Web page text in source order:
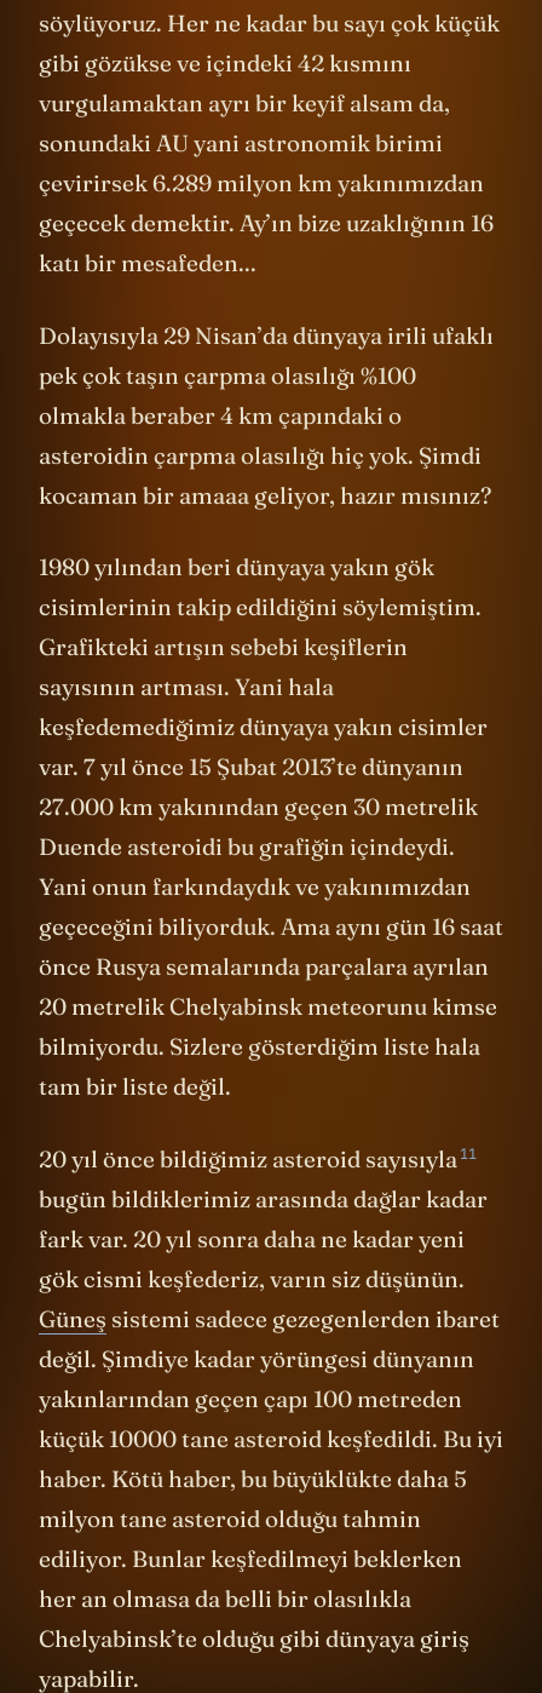
söylüyoruz. Her ne kadar bu sayı çok küçük
gibi gözükse ve içindeki 42 kısmını
vurgulamaktan ayrı bir keyif alsam da,
sonundaki AU yani astronomik birimi
çevirirsek 6.289 milyon km yakınımızdan
geçecek demektir. Ay’ın bize uzaklığının 16
katı bir mesafeden...
Dolayısıyla 29 Nisan’da dünyaya irili ufaklı
pek çok taşın çarpma olasılığı %100
olmakla beraber 4 km çapındaki o
asteroidin çarpma olasılığı hiç yok. Şimdi
kocaman bir amaaa geliyor, hazır mısınız?
1980 yılından beri dünyaya yakın gök
cisimlerinin takip edildiğini söylemiştim.
Grafikteki artışın sebebi keşiflerin
sayısının artması. Yani hala
keşfedemediğimiz dünyaya yakın cisimler
var. 7 yıl önce 15 Şubat 2013’te dünyanın
27.000 km yakınından geçen 30 metrelik
Duende asteroidi bu grafiğin içindeydi.
Yani onun farkındaydık ve yakınımızdan
geçeceğini biliyorduk. Ama aynı gün 16 saat
önce Rusya semalarında parçalara ayrılan
20 metrelik Chelyabinsk meteorunu kimse
bilmiyordu. Sizlere gösterdiğim liste hala
tam bir liste değil.
20 yıl önce bildiğimiz asteroid sayısıyla11
bugün bildiklerimiz arasında dağlar kadar
fark var. 20 yıl sonra daha ne kadar yeni
gök cismi keşfederiz, varın siz düşünün.
Güneş sistemi sadece gezegenlerden ibaret
değil. Şimdiye kadar yörüngesi dünyanın
yakınlarından geçen çapı 100 metreden
küçük 10000 tane asteroid keşfedildi. Bu iyi
haber. Kötü haber, bu büyüklükte daha 5
milyon tane asteroid olduğu tahmin
ediliyor. Bunlar keşfedilmeyi beklerken
her an olmasa da belli bir olasılıkla
Chelyabinsk’te olduğu gibi dünyaya giriş
yapabilir.